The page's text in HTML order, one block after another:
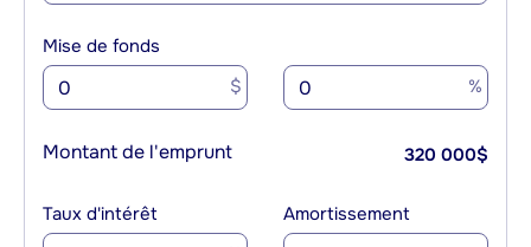
Mise de fonds
$ %
Montant de l'emprunt 320 000$
Taux d'intérêt Amortissement